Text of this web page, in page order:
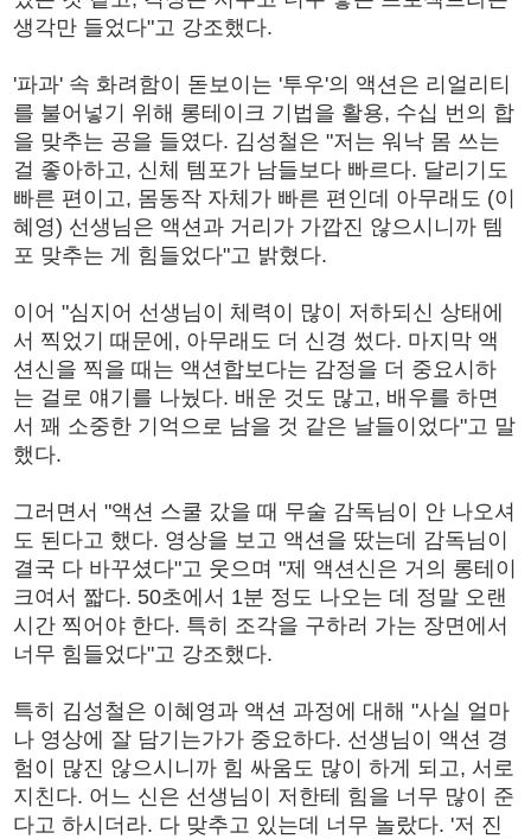
생각만 들었다"고 강조했다.
'파과' 속 화려함이 돋보이는 '투우'의 액션은 리얼리티
를 불어넣기 위해 롱테이크 기법을 활용, 수십 번의 합
을 맞추는 공을 들였다. 김성철은 "저는 워낙 몸 쓰는
걸 좋아하고, 신체 템포가 남들보다 빠르다. 달리기도
빠른 편이고, 몸동작 자체가 빠른 편인데 아무래도 (이
혜영) 선생님은 액션과 거리가 가깝진 않으시니까 템
포 맞추는 게 힘들었다"고 밝혔다.
이어 "심지어 선생님이 체력이 많이 저하되신 상태에
서 찍었기 때문에, 아무래도 더 신경 썼다. 마지막 액
션신을 찍을 때는 액션합보다는 감정을 더 중요시하
는 걸로 얘기를 나눴다. 배운 것도 많고, 배우를 하면
서 꽤 소중한 기억으로 남을 것 같은 날들이었다"고 말
했다.
그러면서 "액션 스쿨 갔을 때 무술 감독님이 안 나오셔
도 된다고 했다. 영상을 보고 액션을 땄는데 감독님이
결국 다 바꾸셨다"고 웃으며 "제 액션신은 거의 롱테이
크여서 짧다. 50초에서 1분 정도 나오는 데 정말 오랜
시간 찍어야 한다. 특히 조각을 구하러 가는 장면에서
너무 힘들었다"고 강조했다.
특히 김성철은 이혜영과 액션 과정에 대해 "사실 얼마
나 영상에 잘 담기는가가 중요하다. 선생님이 액션 경
험이 많진 않으시니까 힘 싸움도 많이 하게 되고, 서로
지친다. 어느 신은 선생님이 저한테 힘을 너무 많이 준
다고 하시더라. 다 맞추고 있는데 너무 놀랐다. '저 진